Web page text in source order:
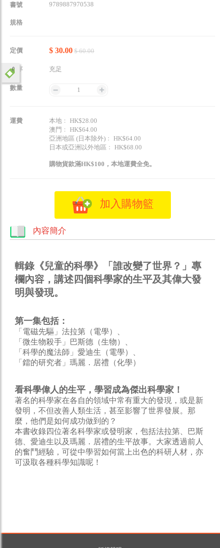
書號 9789887970538
規格
定價 $ 30.00 $ 60.00
庫存 充足
數量 1
運費
本地﹕ HK$28.00
澳門﹕ HK$64.00
亞洲地區 (日本除外)﹕ HK$64.00
日本或亞洲以外地區﹕ HK$68.00
購物貨款滿HK$100，本地運費全免。
加入購物籃
內容簡介
輯錄《兒童的科學》「誰改變了世界？」專
欄內容，講述四個科學家的生平及其偉大發
明與發現。
第一集包括：
「電磁先驅」法拉第（電學）、
「微生物殺手」巴斯德（生物）、
「科學的魔法師」愛迪生（電學）、
「鐳的研究者」瑪麗．居禮（化學）
看科學偉人的生平，學習成為傑出科學家！
著名的科學家在各自的領域中常有重大的發現，或是新
發明，不但改善人類生活，甚至影響了世界發展。那
麼，他們是如何成功做到的？
本書收錄四位著名科學家或發明家，包括法拉第、巴斯
德、愛迪生以及瑪麗．居禮的生平故事。大家透過前人
的奮鬥經驗，可從中學習如何當上出色的科研人材，亦
可汲取各種科學知識呢！